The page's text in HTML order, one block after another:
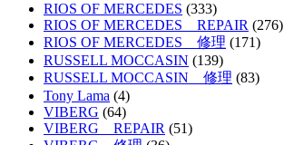
RIOS OF MERCEDES (333)
RIOS OF MERCEDES REPAIR (276)
RIOS OF MERCEDES 修理 (171)
RUSSELL MOCCASIN (139)
RUSSELL MOCCASIN 修理 (83)
Tony Lama (4)
VIBERG (64)
VIBERG REPAIR (51)